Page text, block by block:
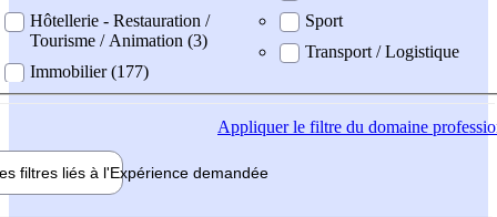
Hôtellerie - Restauration /
Tourisme / Animation (3)
Immobilier (177)
Sport
Transport / Logistique
Appliquerle filtre du domaine
filtres liés à l'Expérience demandée